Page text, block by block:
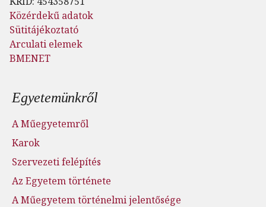
Közérdekű adatok
Sütitájékoztató
Arculati elemek
BMENET
Lábléc menü
Egyetemünkről
A Műegyetemről
Karok
Szervezeti felépítés
Az Egyetem története
A Műegyetem történelmi jelentősége